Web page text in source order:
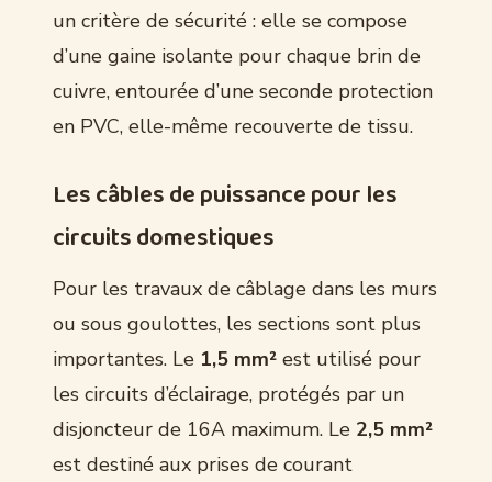
un critère de sécurité : elle se compose
d’une gaine isolante pour chaque brin de
cuivre, entourée d’une seconde protection
en PVC, elle-même recouverte de tissu.
Les câbles de puissance pour les
circuits domestiques
Pour les travaux de câblage dans les murs
ou sous goulottes, les sections sont plus
importantes. Le 1,5 mm² est utilisé pour
les circuits d’éclairage, protégés par un
disjoncteur de 16A maximum. Le 2,5 mm²
est destiné aux prises de courant